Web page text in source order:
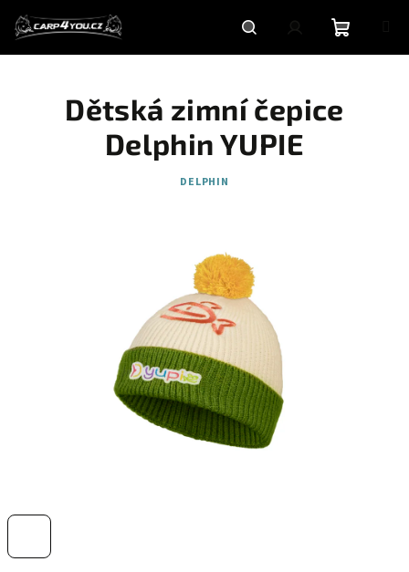
obsah
HledatPřihlášeníNákupní
košík
Dětská zimní čepice
Delphin YUPIE
DELPHIN